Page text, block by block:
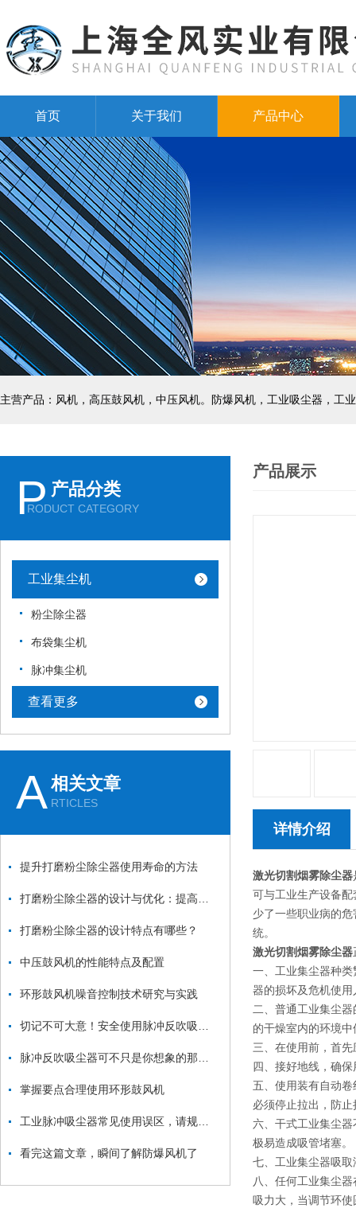
首页 关于我们 产品中心
主营产品：风机，高压鼓风机，中压风机。防爆风机，工业吸尘器，工
P 产品分类
RODUCT CATEGORY
工业集尘机
粉尘除尘器
布袋集尘机
脉冲集尘机
查看更多
A相关文章
RTICLES
提升打磨粉尘除尘器使用寿命的方法
打磨粉尘除尘器的设计特点有哪些？
中压鼓风机的性能特点及配置
环形鼓风机噪音控制技术研究与实践
掌握要点合理使用环形鼓风机
看完这篇文章，瞬间了解防爆风机了
产品展示
详情介绍
激光切割烟雾除尘器
可与工业生产设备
少了一些职业病的
统。
激光切割烟雾除尘器
一、工业集尘器种
器的损坏及危机使用
二、普通工业集尘
的干燥室内的环境中
三、在使用前，首
四、接好地线，确
五、使用装有自动
必须停止拉出，防
六、干式工业集尘
极易造成吸管堵塞。
七、工业集尘器吸
八、任何工业集尘
吸力大，当调节环